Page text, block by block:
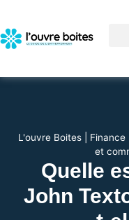
L'ouvre Boites Finance
et
Quelle
John